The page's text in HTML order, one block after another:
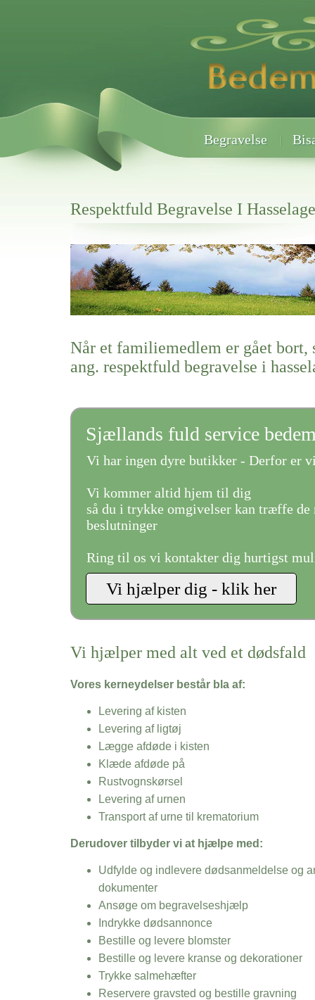
Begravelse
Respektfuld Begravelse I
Her hos os får du altid en god afslutning når det gælder
Respektfuld Begravelse I Hasselager
vi hjælper i alle faser af begravelsel
Når et familiemedlem er gået bort,
ang. respektfuld begravelse i
Sjællands fuld service
Vi har ingen dyre butikker - Derfor er
Vi kommer altid hjem til dig
så du i trykke omgivelser kan træffe de
beslutninger
Ring til os vi kontakter dig hurtigst
Vi hjælper med alt ved et dødsfald
Vores kerneydelser består bla af:
Levering af kisten
Levering af ligtøj
Lægge afdøde i kisten
Klæde afdøde på
Rustvognskørsel
Levering af urnen
Transport af urne til krematorium
Derudover tilbyder vi at hjælpe med:
Udfylde og indlevere dødsanmeldelse og
dokumenter
Ansøge om begravelseshjælp
Indrykke dødsannonce
Bestille og levere blomster
Bestille og levere kranse og dekorationer
Trykke salmehæfter
Reservere gravsted og bestille gravning